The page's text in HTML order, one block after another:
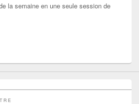
la semaine en une seule session de